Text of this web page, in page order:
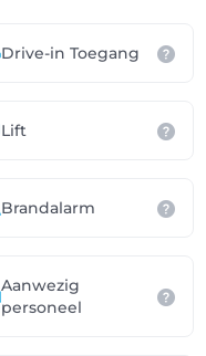
Drive-in Toegang
Lift
Brandalarm
Aanwezig
personeel